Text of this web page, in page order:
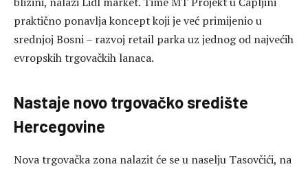
praktično ponavlja koncept koji je već primijenio u
srednjoj Bosni – razvoj retail parka uz jednog od najvećih
evropskih trgovačkih lanaca.
Nastaje novo trgovačko središte
Hercegovine
Nova trgovačka zona nalazit će se u naselju Tasovčići, na